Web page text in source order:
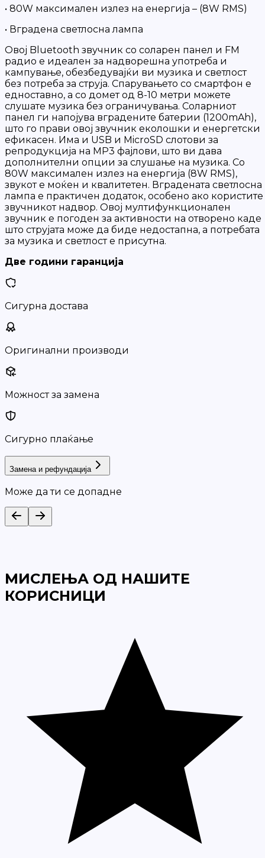
• 80W максимален излез на енергија – (8W RMS)
• Вградена светлосна лампа
Овој Bluetooth звучник со соларен панел и FM
радио е идеален за надворешна употреба и
кампување, обезбедувајќи ви музика и светлост
без потреба за струја. Спарувањето со смартфон е
едноставно, а со домет од 8-10 метри можете
слушате музика без ограничувања. Соларниот
панел ги напојува вградените батерии (1200mAh),
што го прави овој звучник еколошки и енергетски
ефикасен. Има и USB и MicroSD слотови за
репродукција на MP3 фајлови, што ви дава
дополнителни опции за слушање на музика. Со
80W максимален излез на енергија (8W RMS),
звукот е моќен и квалитетен. Вградената светлосна
лампа е практичен додаток, особено ако користите
звучникот надвор. Овој мултифункционален
звучник е погоден за активности на отворено каде
што струјата може да биде недостапна, а потребата
за музика и светлост е присутна.
Две години гаранција
Сигурна достава
Оригинални производи
Можност за замена
Сигурно плаќање
Замена и рефундација
Може да ти се допадне
МИСЛЕЊА ОД НАШИТЕ
КОРИСНИЦИ